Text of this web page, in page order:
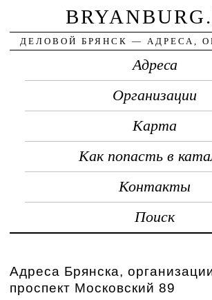
ДЕЛОВОЙ БРЯНСК — АДРЕСА,
Адреса
Организации
Карта
Как попасть в
Контакты
Поиск
Адреса Брянска,
проспект Московский 89